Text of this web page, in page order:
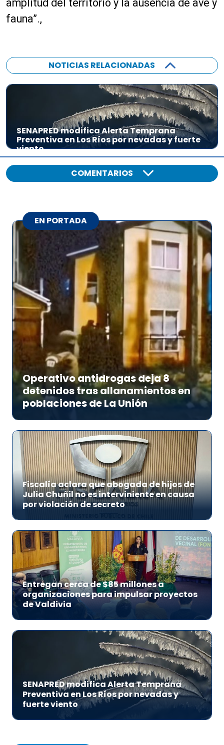
amplitud del territorio y la ausencia de ave y
fauna”.,
NOTICIAS RELACIONADAS
SENAPRED modifica Alerta Temprana
Preventiva en Los Ríos por nevadas y fuerte
viento
COMENTARIOS
EN PORTADA
Operativo antidrogas deja 8
detenidos tras allanamientos en
poblaciones de La Unión
Fiscalía aclara que abogada de hijos de
Julia Chuñil no es interviniente en causa
por violación de secreto
Entregan cerca de $85 millones a
organizaciones para impulsar proyectos
de Valdivia
SENAPRED modifica Alerta Temprana
Preventiva en Los Ríos por nevadas y
fuerte viento